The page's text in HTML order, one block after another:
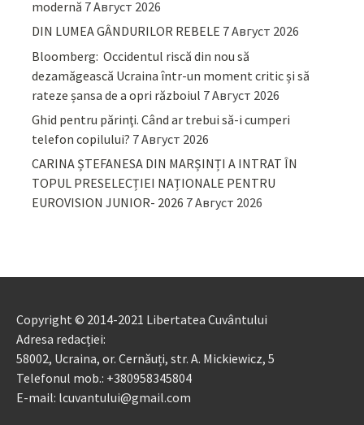
modernă 7 Август 2026
DIN LUMEA GÂNDURILOR REBELE 7 Август 2026
Bloomberg: Occidentul riscă din nou să
dezamăgească Ucraina într-un moment critic și să
rateze șansa de a opri războiul 7 Август 2026
Ghid pentru părinţi. Când ar trebui să-i cumperi
telefon copilului? 7 Август 2026
CARINA ȘTEFANESA DIN MARȘINȚI A INTRAT ÎN
TOPUL PRESELECȚIEI NAȚIONALE PENTRU
EUROVISION JUNIOR- 2026 7 Август 2026
Copyright © 2014-2021 Libertatea Cuvântului
Adresa redacției:
58002, Ucraina, or. Cernăuți, str. A. Mickiewicz, 5
Telefonul mob.: +380958345804
E-mail: lcuvantului@gmail.com